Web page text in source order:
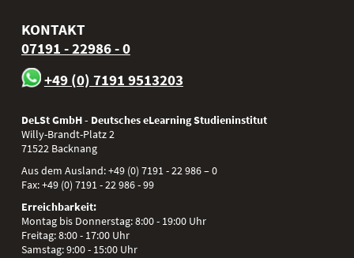
KONTAKT
07191 - 22986 - 0
+49 (0) 7191 9513203
DeLSt GmbH - Deutsches eLearning Studieninstitut
Willy-Brandt-Platz 2
71522 Backnang
Aus dem Ausland:+49 (0) 7191 - 22 986 – 0
Fax:+49 (0) 7191 - 22 986 - 99
Erreichbarkeit:
Montag bis Donnerstag: 8:00 - 19:00 Uhr
Freitag: 8:00 - 17:00 Uhr
Samstag: 9:00 - 15:00 Uhr